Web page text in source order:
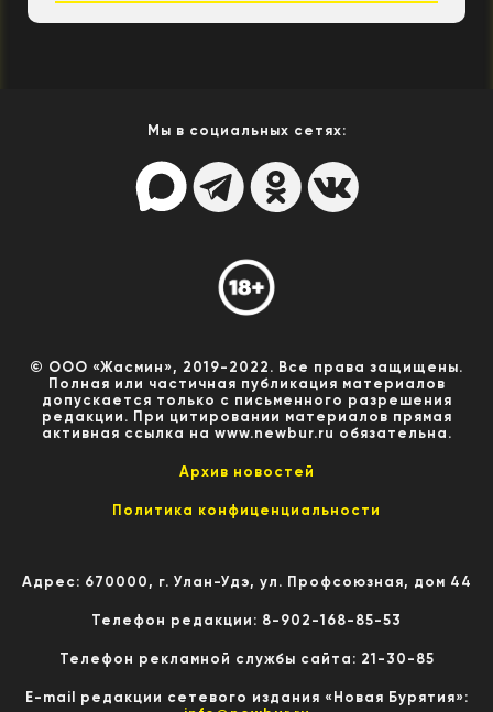
Мы в социальных сетях:
© ООО «Жасмин», 2019-2022. Все права защищены.
Полная или частичная публикация материалов
допускается только с письменного разрешения
редакции. При цитировании материалов прямая
активная ссылка на www.newbur.ru обязательна.
Архив новостей
Политика конфиценциальности
Адрес: 670000, г. Улан-Удэ, ул. Профсоюзная, дом 44
Телефон редакции: 8-902-168-85-53
Телефон рекламной службы сайта: 21-30-85
E-mail редакции сетевого издания «Новая Бурятия»: